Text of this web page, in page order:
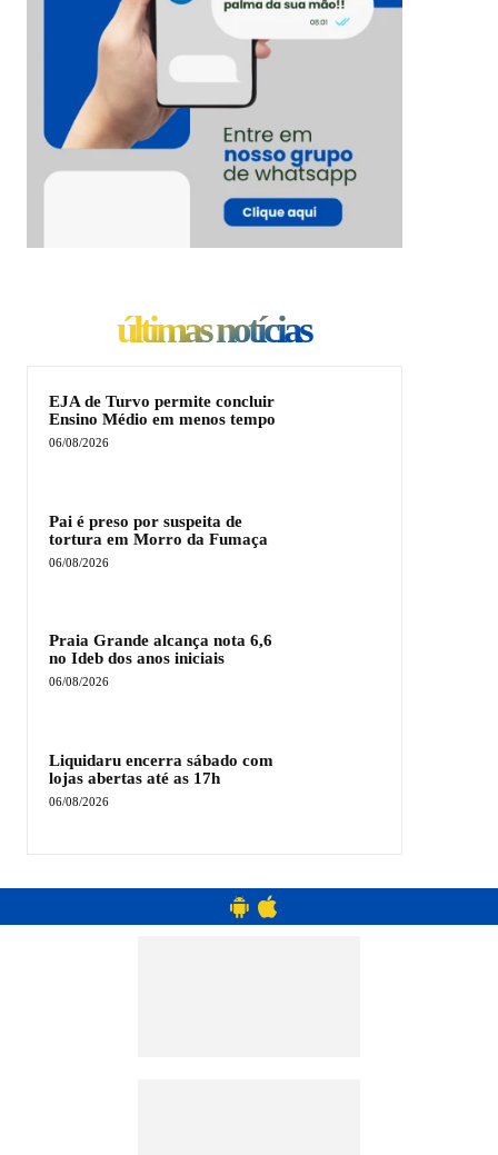
últimas notícias
EJA de Turvo permite concluir
Ensino Médio em menos tempo
06/08/2026
Pai é preso por suspeita de
tortura em Morro da Fumaça
06/08/2026
Praia Grande alcança nota 6,6
no Ideb dos anos iniciais
06/08/2026
Liquidaru encerra sábado com
lojas abertas até as 17h
06/08/2026